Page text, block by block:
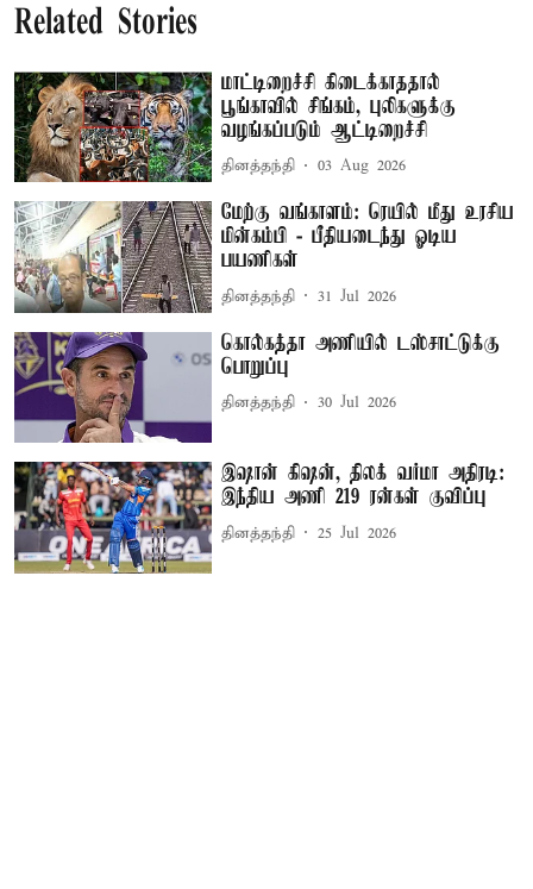
Related Stories
மாட்டிறைச்சி கிடைக்காததால்
பூங்காவில் சிங்கம், புலிகளுக்கு
வழங்கப்படும் ஆட்டிறைச்சி
தினத்தந்தி 03 Aug 2026
மேற்கு வங்காளம்: ரெயில் மீது உரசிய
மின்கம்பி - பீதியடைந்து ஓடிய
பயணிகள்
தினத்தந்தி 31 Jul 2026
கொல்கத்தா அணியில் டஸ்சாட்டுக்கு
பொறுப்பு
தினத்தந்தி 30 Jul 2026
இஷான் கிஷன், திலக் வர்மா அதிரடி:
இந்திய அணி 219 ரன்கள் குவிப்பு
தினத்தந்தி 25 Jul 2026